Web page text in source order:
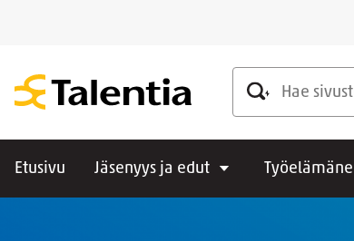
Hae sivustolta
Etusivu Jäsenyys ja edut